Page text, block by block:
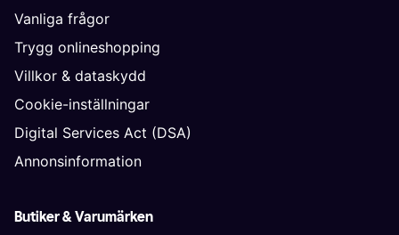
Vanliga frågor
Trygg onlineshopping
Villkor & dataskydd
Cookie-inställningar
Digital Services Act (DSA)
Annonsinformation
Butiker & Varumärken